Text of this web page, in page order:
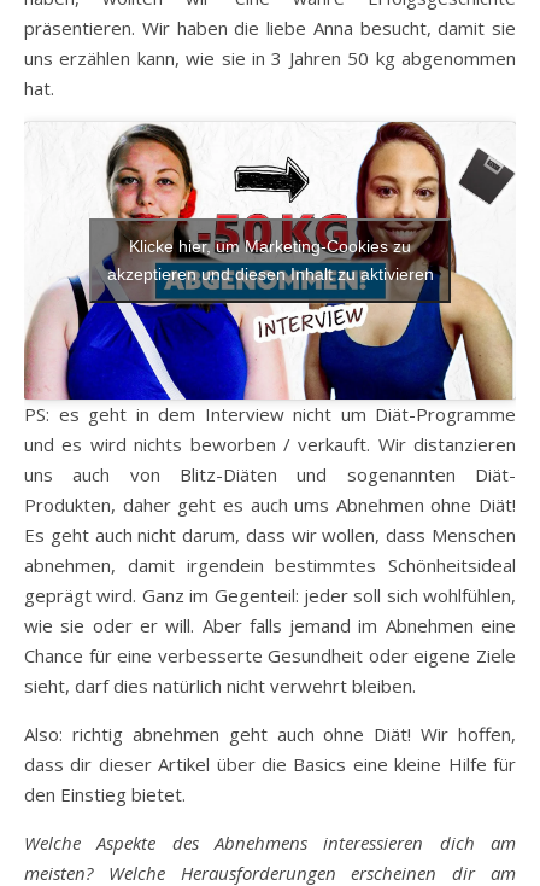
präsentieren. Wir haben die liebe Anna besucht, damit sie
uns erzählen kann, wie sie in 3 Jahren 50 kg abgenommen
hat.
Klicke hier, um Marketing-Cookies zu
akzeptieren und diesen Inhalt zu aktivieren
PS: es geht in dem Interview nicht um Diät-Programme
und es wird nichts beworben / verkauft. Wir distanzieren
uns auch von Blitz-Diäten und sogenannten Diät-
Produkten, daher geht es auch ums Abnehmen ohne Diät!
Es geht auch nicht darum, dass wir wollen, dass Menschen
abnehmen, damit irgendein bestimmtes Schönheitsideal
geprägt wird. Ganz im Gegenteil: jeder soll sich wohlfühlen,
wie sie oder er will. Aber falls jemand im Abnehmen eine
Chance für eine verbesserte Gesundheit oder eigene Ziele
sieht, darf dies natürlich nicht verwehrt bleiben.
Also: richtig abnehmen geht auch ohne Diät! Wir hoffen,
dass dir dieser Artikel über die Basics eine kleine Hilfe für
den Einstieg bietet.
Welche Aspekte des Abnehmens interessieren dich am
meisten? Welche Herausforderungen erscheinen dir am